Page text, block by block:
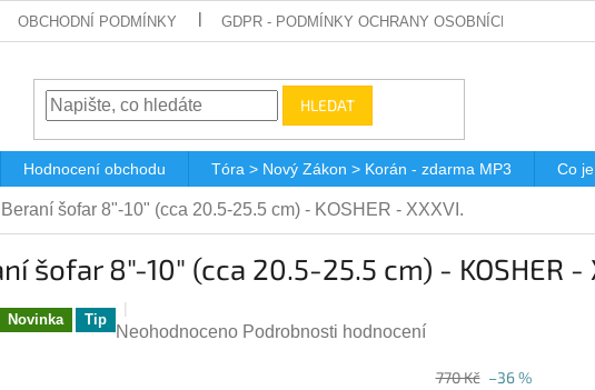
OBCHODNÍ PODMÍNKY GDPR - PODMÍNKY OCHRANY OSOBNÍCH ÚDAJŮ
HLEDAT
Hodnocení obchodu Tóra > Nový Zákon > Korán - zdarma MP3 Co
Beraní šofar 8"-10" (cca 20.5-25.5 cm) - KOSHER - XXXVI.
šofar 8"-10" (cca 20.5-25.5 cm) - KOSHER -
Novinka Tip
Průměrné
Neohodnoceno Podrobnosti hodnocení
770 Kč –36 %